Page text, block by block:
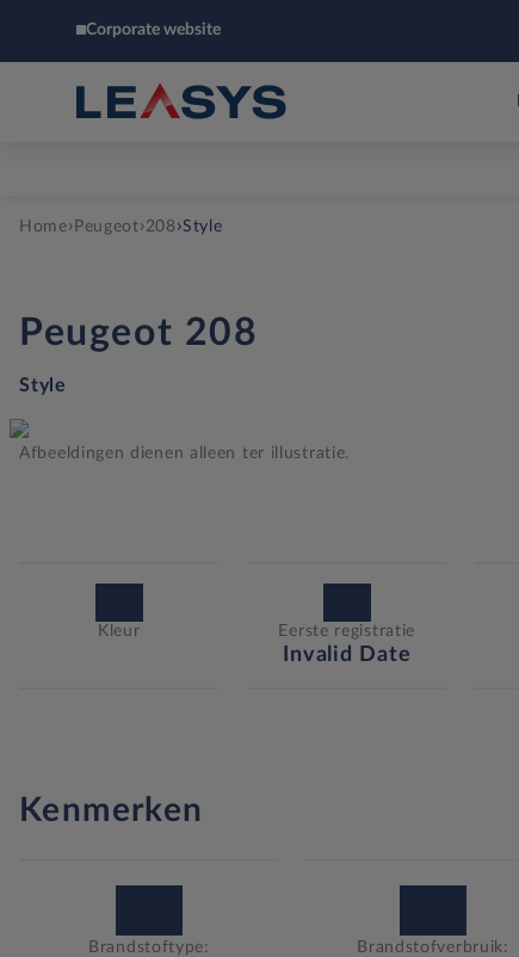
Corporate website
Home› Peugeot›208 ›Style
Peugeot 208
Style
Afbeeldingen dienen alleen ter illustratie.
Kleur Eerste registratie
Invalid Date
Kenmerken
Brandstoftype: Brandstofverbruik: